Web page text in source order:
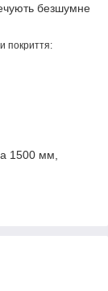
безшумне
покриття:
1500 мм,